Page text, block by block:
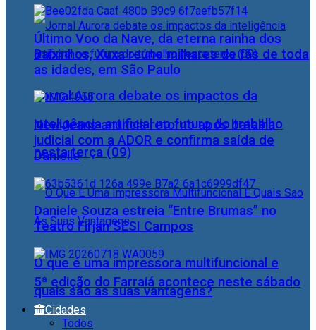
Jornal Aurora debate os impactos da
inteligência artificial no futuro do trabalho
nesta terça (09)
O que é uma impressora multifuncional e
quais são as suas vantagens?
Último Voo da Nave, da eterna rainha dos
Baixinhos, Xuxa reúne milhares de fãs de toda
as idades, em São Paulo
NewJeans anuncia retorno após batalha
judicial com a ADOR e confirma saída de
Danielle
Daniele Souza estreia “Entre Brumas” no
Teatro Firjan SESI Campos
5ª edição do Farraiá acontece neste sábado
Cidades
Todos